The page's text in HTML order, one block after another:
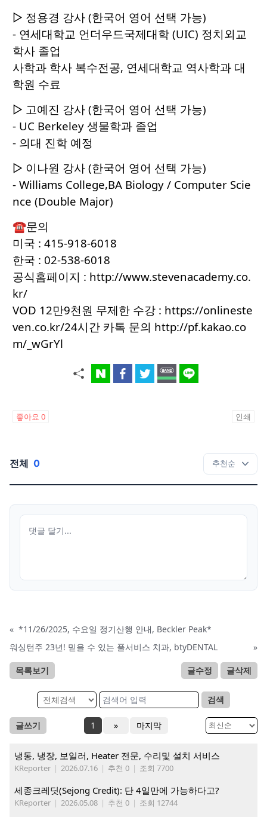
▷ 정용경 강사 (한국어 영어 선택 가능)
- 연세대학교 언더우드국제대학 (UIC) 정치외교
학사 졸업
사학과 학사 복수전공, 연세대학교 역사학과 대
학원 수료
▷ 고예진 강사 (한국어 영어 선택 가능)
- UC Berkeley 생물학과 졸업
- 의대 진학 예정
▷ 이나원 강사 (한국어 영어 선택 가능)
- Williams College,BA Biology / Computer Scie
nce (Double Major)
☎문의
미국 : 415-918-6018
한국 : 02-538-6018
공식홈페이지 : http://www.stevenacademy.co.
kr/
VOD 12만9천원 무제한 수강 : https://onlineste
ven.co.kr/24시간 카톡 문의 http://pf.kakao.co
m/_wGrYl
좋아요 0 인쇄
전체 0
« *11/26/2025, 수요일 정기산행 안내, Beckler Peak*
워싱턴주 23년! 믿을 수 있는 풀서비스 치과, btyDENTAL
»
목록보기 글수정 글삭제
검색
글쓰기 1 » 마지막
냉동, 냉장, 보일러, Heater 전문, 수리및 설치 서비스
KReporter | 2026.07.16 | 추천 0 | 조회 7700
세종크레딧(Sejong Credit): 단 4일만에 가능하다고?
KReporter | 2026.05.08 | 추천 0 | 조회 12744